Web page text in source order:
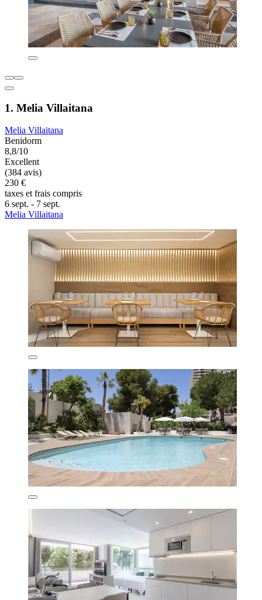
1. Melia Villaitana
Melia Villaitana
Benidorm
8,8/10
Excellent
(384 avis)
230 €
taxes et frais compris
6 sept. - 7 sept.
Melia Villaitana